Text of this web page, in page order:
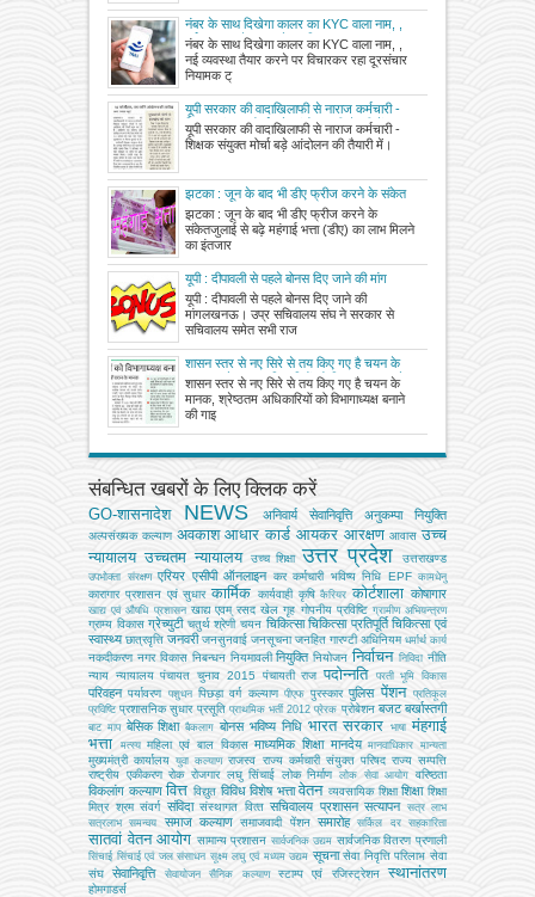
नंबर के साथ दिखेगा कालर का KYC वाला नाम, ,
नई व्यवस्था तैयार करने पर विचारकर रहा दूरसंचार
नियामक ट्राई
नंबर के साथ दिखेगा कालर का KYC वाला नाम, ,
नई व्यवस्था तैयार करने पर विचारकर रहा दूरसंचार
नियामक ट्
यूपी सरकार की वादाखिलाफी से नाराज कर्मचारी -
शिक्षक संयुक्त मोर्चा बड़े आंदोलन की तैयारी में
यूपी सरकार की वादाखिलाफी से नाराज कर्मचारी -
शिक्षक संयुक्त मोर्चा बड़े आंदोलन की तैयारी में।
झटका : जून के बाद भी डीए फ्रीज करने के संकेत
झटका : जून के बाद भी डीए फ्रीज करने के
संकेतजुलाई से बढ़े महंगाई भत्ता (डीए) का लाभ मिलने
का इंतजार
यूपी : दीपावली से पहले बोनस दिए जाने की मांग
यूपी : दीपावली से पहले बोनस दिए जाने की
मांगलखनऊ। उप्र सचिवालय संघ ने सरकार से
सचिवालय समेत सभी राज
शासन स्तर से नए सिरे से तय किए गए है चयन के
मानक, श्रेष्ठतम अधिकारियों को विभागाध्यक्ष बनाने
की गाइडलाइन जारी
शासन स्तर से नए सिरे से तय किए गए है चयन के
मानक, श्रेष्ठतम अधिकारियों को विभागाध्यक्ष बनाने
की गाइ
संबन्धित खबरों के लिए क्लिक करें
GO-शासनादेश NEWS अनिवार्य सेवानिवृत्ति अनुकम्पा नियुक्ति
अल्‍पसंख्‍यक कल्‍याण अवकाश आधार कार्ड आयकर आरक्षण आवास उच्च
न्यायालय उच्चतम न्यायालय उच्‍च शिक्षा उत्तर प्रदेश उत्तराखण्ड
उपभोक्‍ता संरक्षण एरियर एसीपी ऑनलाइन कर कर्मचारी भविष्य निधि EPF कामधेनु
कारागार प्रशासन एवं सुधार कार्मिक कार्यवाही कृषि कैरियर कोर्टशाला कोषागार
खाद्य एवं औषधि प्रशासन खाद्य एवम् रसद खेल गृह गोपनीय प्रविष्टि ग्रामीण अभियन्‍त्रण
ग्राम्य विकास ग्रेच्युटी चतुर्थ श्रेणी चयन चिकित्सा चिकित्सा प्रतिपूर्ति चिकित्‍सा एवं
स्वास्थ्य छात्रवृत्ति जनवरी जनसुनवाई जनसूचना जनहित गारण्टी अधिनियम धर्मार्थ कार्य
नकदीकरण नगर विकास निबन्‍धन नियमावली नियुक्ति नियोजन निर्वाचन निविदा नीति
न्याय न्यायालय पंचायत चुनाव 2015 पंचायती राज पदोन्नति परती भूमि विकास
परिवहन पर्यावरण पशुधन पिछड़ा वर्ग कल्‍याण पीएफ पुरस्कार पुलिस पेंशन
प्रतिकूल
प्रविष्टि प्रशासनिक सुधार प्रसूति प्राथमिक भर्ती 2012 प्रेरक प्रोबेशन बजट बर्खास्तगी
बाट माप बेसिक शिक्षा बैकलाग बोनस भविष्य निधि भारत सरकार भाषा मंहगाई
भत्ता
मत्‍स्‍य महिला एवं बाल विकास माध्यमिक शिक्षा मानदेय मानवाधिकार मान्यता
मुख्‍यमंत्री कार्यालय युवा कल्याण राजस्व राज्य कर्मचारी संयुक्त परिषद राज्य सम्पत्ति
राष्ट्रीय एकीकरण रोक रोजगार लघु सिंचाई लोक निर्माण लोक सेवा आयोग वरिष्ठता
विकलांग कल्याण वित्त विद्युत विविध विशेष भत्ता वेतन व्‍यवसायिक शिक्षा शिक्षा शिक्षा
मित्र श्रम संवर्ग संविदा संस्‍थागत वित्‍त सचिवालय प्रशासन सत्यापन सत्र लाभ
सत्रलाभ
समन्वय समाज कल्याण समाजवादी पेंशन समारोह सर्किल दर सहकारिता
सातवां वेतन आयोग सामान्य प्रशासन सार्वजनिक उद्यम सार्वजनिक वितरण प्रणाली
सिंचाई सिंचाई एवं जल संसाधन सूक्ष्म लघु एवं मध्यम उद्यम सूचना सेवा निवृत्ति परिलाभ सेवा
संघ
सेवानिवृत्ति सेवायोजन सैनिक कल्‍याण स्टाम्प एवं रजिस्ट्रेशन स्थानांतरण
होमगाडर्स